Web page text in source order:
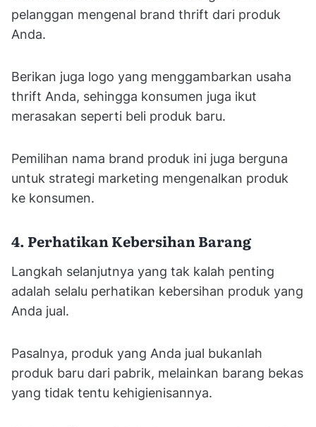
pelanggan mengenal brand thrift dari produk
Anda.
Berikan juga logo yang menggambarkan usaha
thrift Anda, sehingga konsumen juga ikut
merasakan seperti beli produk baru.
Pemilihan nama brand produk ini juga berguna
untuk strategi marketing mengenalkan produk
ke konsumen.
4. Perhatikan Kebersihan Barang
Langkah selanjutnya yang tak kalah penting
adalah selalu perhatikan kebersihan produk yang
Anda jual.
Pasalnya, produk yang Anda jual bukanlah
produk baru dari pabrik, melainkan barang bekas
yang tidak tentu kehigienisannya.